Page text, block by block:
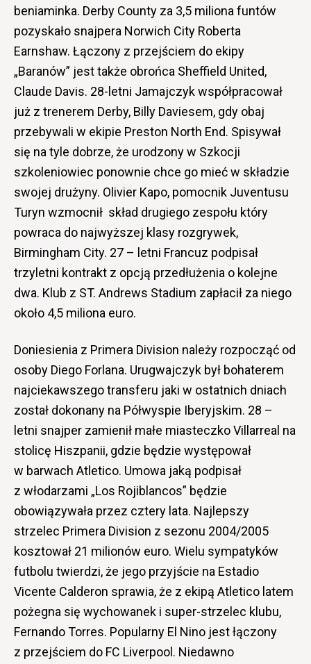
beniaminka. Derby County za 3,5 miliona funtów
pozyskało snajpera Norwich City Roberta
Earnshaw. Łączony z przejściem do ekipy
„Baranów” jest także obrońca Sheffield United,
Claude Davis. 28-letni Jamajczyk współpracował
już z trenerem Derby, Billy Daviesem, gdy obaj
przebywali w ekipie Preston North End. Spisywał
się na tyle dobrze, że urodzony w Szkocji
szkoleniowiec ponownie chce go mieć w składzie
swojej drużyny. Olivier Kapo, pomocnik Juventusu
Turyn wzmocnił skład drugiego zespołu który
powraca do najwyższej klasy rozgrywek,
Birmingham City. 27 – letni Francuz podpisał
trzyletni kontrakt z opcją przedłużenia o kolejne
dwa. Klub z ST. Andrews Stadium zapłacił za niego
około 4,5 miliona euro.
Doniesienia z Primera Division należy rozpocząć od
osoby Diego Forlana. Urugwajczyk był bohaterem
najciekawszego transferu jaki w ostatnich dniach
został dokonany na Półwyspie Iberyjskim. 28 –
letni snajper zamienił małe miasteczko Villarreal na
stolicę Hiszpanii, gdzie będzie występował
w barwach Atletico. Umowa jaką podpisał
z włodarzami „Los Rojiblancos” będzie
obowiązywała przez cztery lata. Najlepszy
strzelec Primera Division z sezonu 2004/2005
kosztował 21 milionów euro. Wielu sympatyków
futbolu twierdzi, że jego przyjście na Estadio
Vicente Calderon sprawia, że z ekipą Atletico latem
pożegna się wychowanek i super-strzelec klubu,
Fernando Torres. Popularny El Nino jest łączony
z przejściem do FC Liverpool. Niedawno